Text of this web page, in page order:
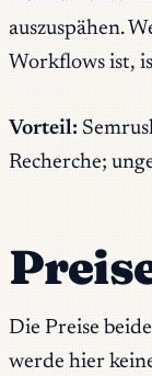
auszuspähen.
Workflows ist,
Vorteil:
Recherche;
Die Preise
werde hier